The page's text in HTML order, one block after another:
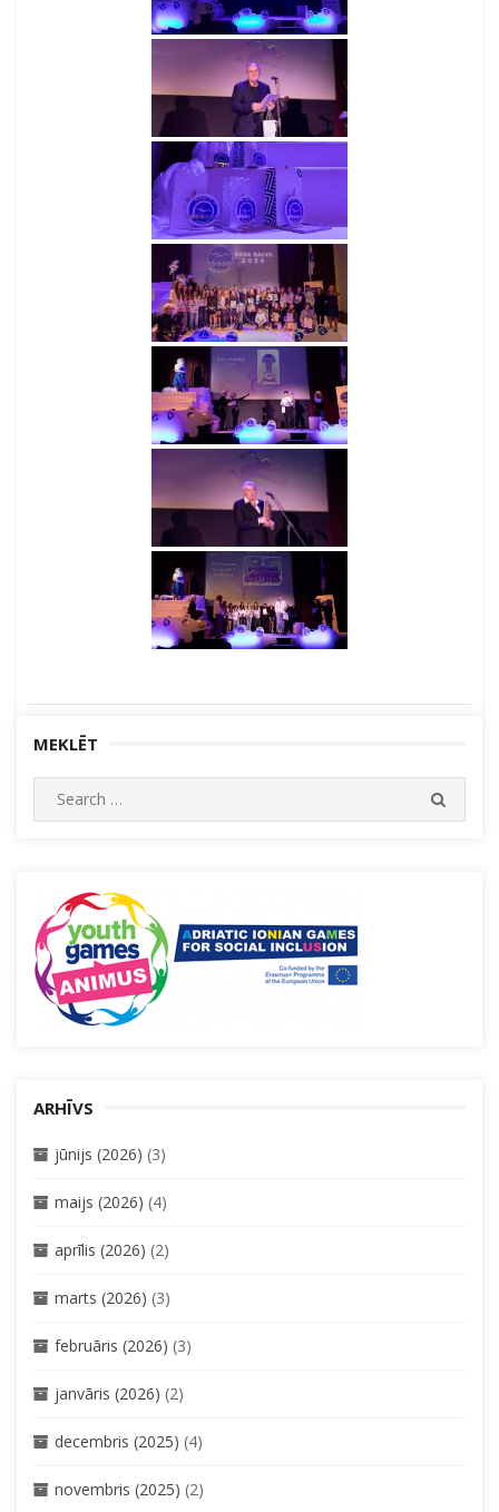
MEKLĒT
Search
for:
ARHĪVS
jūnijs (2026) (3)
maijs (2026) (4)
aprīlis (2026) (2)
marts (2026) (3)
februāris (2026) (3)
janvāris (2026) (2)
decembris (2025) (4)
novembris (2025) (2)